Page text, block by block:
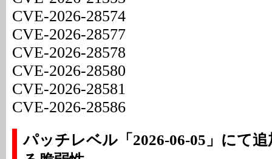
CVE-2026-28574
CVE-2026-28577
CVE-2026-28578
CVE-2026-28580
CVE-2026-28581
CVE-2026-28586
パッチレベル「2026-06-05」にて